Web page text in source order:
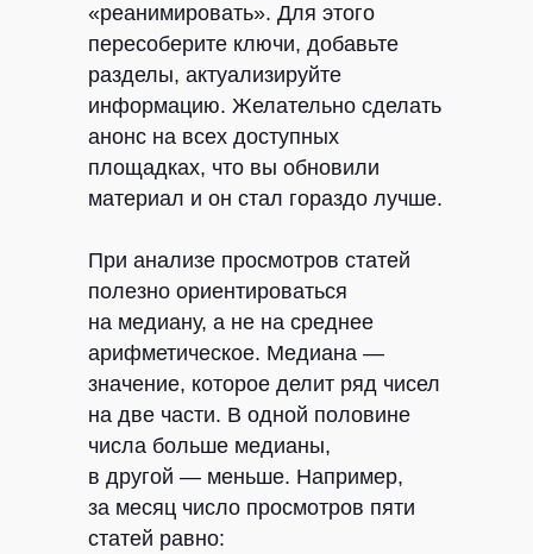
«реанимировать». Для этого
пересоберите ключи, добавьте
разделы, актуализируйте
информацию. Желательно сделать
анонс на всех доступных
площадках, что вы обновили
материал и он стал гораздо лучше.
При анализе просмотров статей
полезно ориентироваться
на медиану, а не на среднее
арифметическое. Медиана —
значение, которое делит ряд чисел
на две части. В одной половине
числа больше медианы,
в другой — меньше. Например,
за месяц число просмотров пяти
статей равно: